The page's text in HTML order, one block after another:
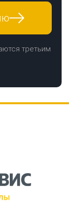
третьим